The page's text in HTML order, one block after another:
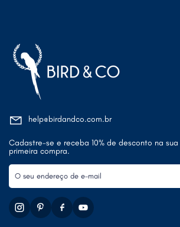
help@birdandco.com.br
Cadastre-se e receba 10% de desconto na sua
primeira compra.